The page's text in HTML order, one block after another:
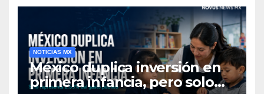
NOTICIAS MX
México duplica inversión en
primera infancia, pero solo